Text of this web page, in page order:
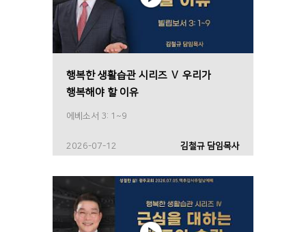
행복한 생활습관 시리즈 Ⅴ 우리가
행복해야 할 이유
에베소서 3: 1~9
2026-07-12 김철규 담임목사